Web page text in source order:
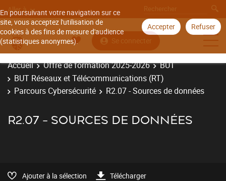
En poursuivant votre navigation sur ce
site, vous acceptez l'utilisation de
cookies à des fins de mesure d'audience
(statistiques anonymes).
Accepter Refuser
Aller à
Se connecter
Accueil Offre de formation 2025-2026
BUT
BUT Réseaux et Télécommunications (RT)
Parcours Cybersécurité
R2.07 - Sources de données
R2.07 - SOURCES DE DONNÉES
Ajouter à la sélection Télécharger